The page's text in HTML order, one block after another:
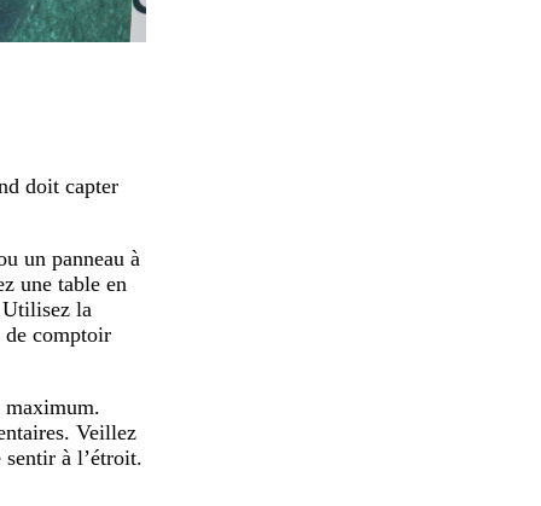
doit capter
un panneau à
une table en
Utilisez la
de comptoir
maximum.
Veillez
sentir à l’étroit.